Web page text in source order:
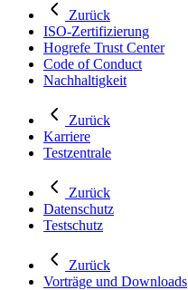
Zurück
ISO-Zertifizierung
Hogrefe Trust Center
Code of Conduct
Nachhaltigkeit
Zurück
Karriere
Testzentrale
Zurück
Datenschutz
Testschutz
Zurück
Vorträge und Downloads